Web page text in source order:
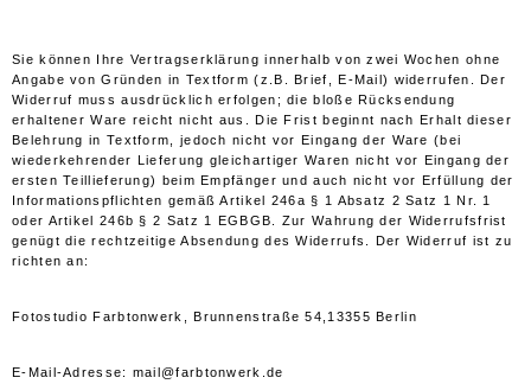
Sie können Ihre Vertragserklärung innerhalb von zwei Wochen ohne
Angabe von Gründen in Textform (z.B. Brief, E-Mail) widerrufen. Der
Widerruf muss ausdrücklich erfolgen; die bloße Rücksendung
erhaltener Ware reicht nicht aus. Die Frist beginnt nach Erhalt dieser
Belehrung in Textform, jedoch nicht vor Eingang der Ware (bei
wiederkehrender Lieferung gleichartiger Waren nicht vor Eingang der
ersten Teillieferung) beim Empfänger und auch nicht vor Erfüllung der
Informationspflichten gemäß Artikel 246a § 1 Absatz 2 Satz 1 Nr. 1
oder Artikel 246b § 2 Satz 1 EGBGB. Zur Wahrung der Widerrufsfrist
genügt die rechtzeitige Absendung des Widerrufs. Der Widerruf ist zu
richten an:
Fotostudio Farbtonwerk, Brunnenstraße 54,13355 Berlin
E-Mail-Adresse: mail@farbtonwerk.de